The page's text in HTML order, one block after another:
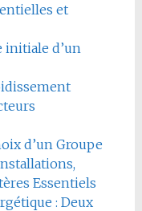
et
initiale d’un
d’un Groupe
Essentiels
: Deux